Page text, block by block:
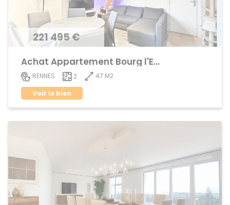
221 495 €
Achat Appartement Bourg l'Evêque,centre ville
RENNES 2
47 M2
Voir le bien